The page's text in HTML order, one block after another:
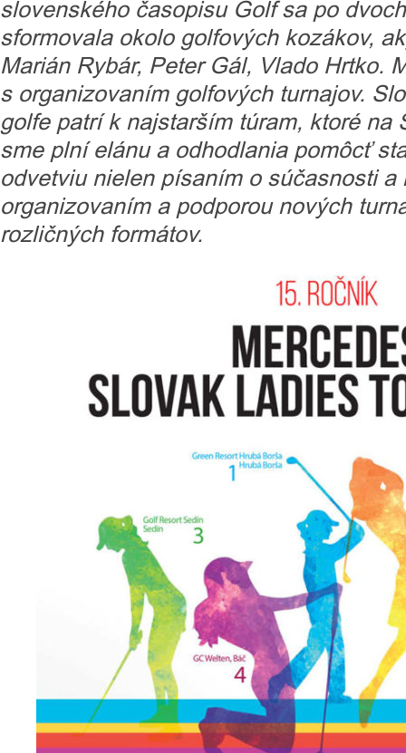
slovenského časopisu Golf sa po
sformovala okolo golfových kozákov,
Marián Rybár, Peter Gál, Vlado Hrtko.
s organizovaním golfových turnajov.
golfe patrí k najstarším túram, ktoré na
sme plní elánu a odhodlania pomôcť
odvetviu nielen písaním o súčasnosti a
organizovaním a podporou nových
rozličných formátov.